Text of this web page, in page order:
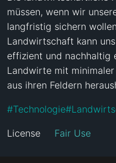
müssen, wenn wir
langfristig sichern
Landwirtschaft kann
effizient und nachhaltig
Landwirte mit
aus ihren Feldern
#Technologie#
License Fair Use